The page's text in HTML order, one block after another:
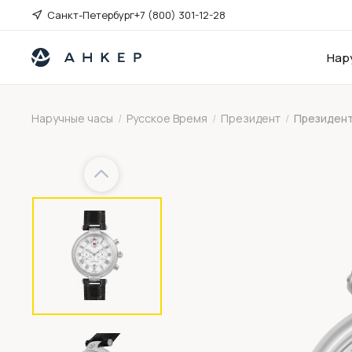
Санкт-Петербург+7 (800) 301-12-28
Наручные часы / Русское Время / Президент /
Previous